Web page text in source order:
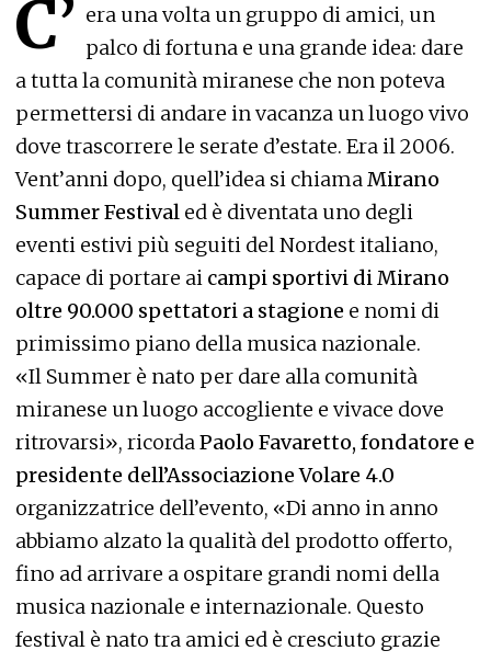
C’ era una volta un gruppo di amici, un
palco di fortuna e una grande idea: dare
a tutta la comunità miranese che non poteva
permettersi di andare in vacanza un luogo vivo
dove trascorrere le serate d’estate. Era il 2006.
Vent’anni dopo, quell’idea si chiama Mirano
Summer Festival ed è diventata uno degli
eventi estivi più seguiti del Nordest italiano,
capace di portare ai campi sportivi di Mirano
oltre 90.000 spettatori a stagione e nomi di
primissimo piano della musica nazionale.
«Il Summer è nato per dare alla comunità
miranese un luogo accogliente e vivace dove
ritrovarsi», ricorda Paolo Favaretto, fondatore e
presidente dell’Associazione Volare 4.0
organizzatrice dell’evento, «Di anno in anno
abbiamo alzato la qualità del prodotto offerto,
fino ad arrivare a ospitare grandi nomi della
musica nazionale e internazionale. Questo
festival è nato tra amici ed è cresciuto grazie